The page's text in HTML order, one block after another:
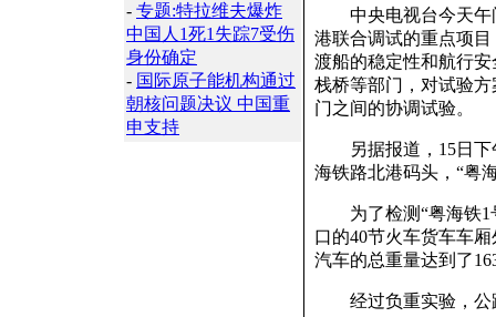
- 专题:特拉维夫爆炸
中国人1死1失踪7受伤
身份确定
- 国际原子能机构通过
朝核问题决议 中国重
申支持
中央电视台今天午
港联合调试的重点项
渡船的稳定性和航行
栈桥等部门，对试验
门之间的协调试验。
另据报道，15日下
海铁路北港码头，“粤
为了检测“粤海铁1
口的40节火车货车车
汽车的总重量达到了
经过负重实验，公